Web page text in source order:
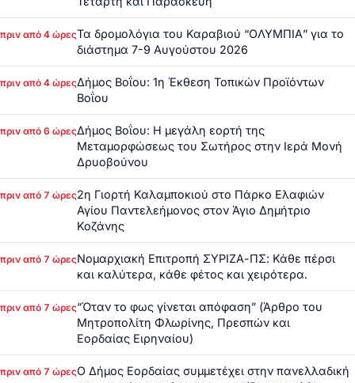
πριν από 4 ώρεςΤα δρομολόγια του Καραβιού “ΟΛΥΜΠΙΑ” για το
διάστημα 7-9 Αυγούστου 2026
πριν από 4 ώρεςΔήμος Βοΐου: 1η Έκθεση Τοπικών Προϊόντων
Βοΐου
πριν από 6 ώρεςΔήμος Βοΐου: Η μεγάλη εορτή της
Μεταμορφώσεως του Σωτήρος στην Ιερά Μονή
Δρυοβούνου
πριν από 7 ώρες2η Γιορτή Καλαμποκιού στο Πάρκο Ελαφιών
Αγίου Παντελεήμονος στον Άγιο Δημήτριο
Κοζάνης
πριν από 7 ώρεςΝομαρχιακή Επιτροπή ΣΥΡΙΖΑ-ΠΣ: Κάθε πέρσι
και καλύτερα, κάθε φέτος και χειρότερα.
πριν από 7 ώρες“Όταν το φως γίνεται απόφαση” (Άρθρο του
Μητροπολίτη Φλωρίνης, Πρεσπών και
Εορδαίας Ειρηναίου)
πριν από 7 ώρεςΟ Δήμος Εορδαίας συμμετέχει στην πανελλαδική